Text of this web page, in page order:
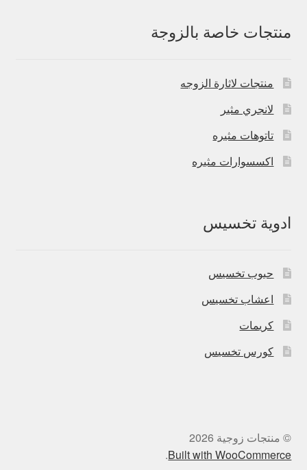
منتجات خاصة بالزوجة
منتجات لاثارة الزوجه
لانجري مثير
تاتوهات مثيره
اكسسوارات مثيره
ادوية تخسيس
حبوب تخسيس
اعشاب تخسيس
كريمات
كورس تخسيس
© منتجات زوجية 2026
Built with WooCommerce
.